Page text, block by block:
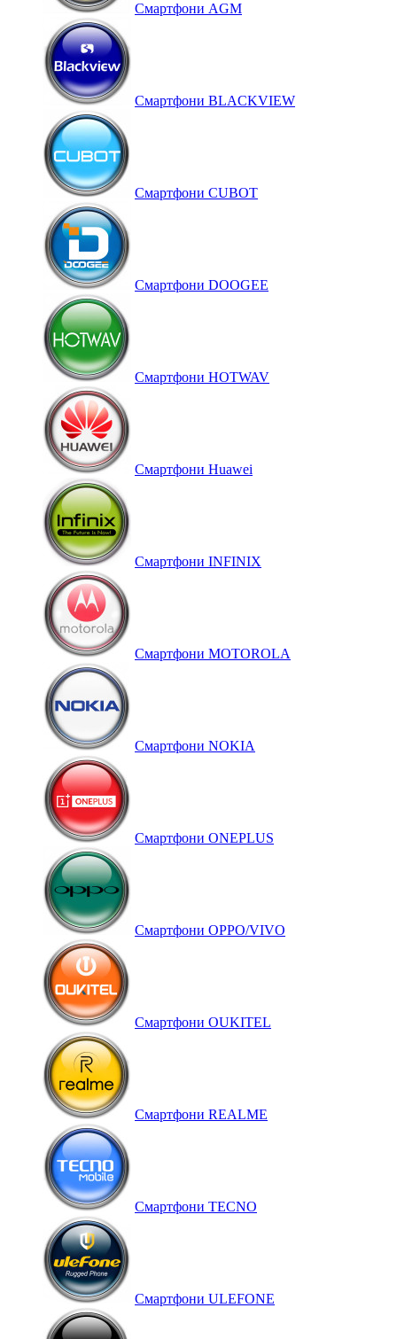
Cмартфони AGM
Смартфони BLACKVIEW
Смартфони CUBOT
Смартфони DOOGEE
Смартфони HOTWAV
Смартфони Huawei
Смартфони INFINIX
Смартфони MOTOROLA
Смартфони NOKIA
Смартфони ONEPLUS
Смартфони OPPO/VIVO
Смартфони OUKITEL
Смартфони REALME
Смартфони TECNO
Смартфони ULEFONE